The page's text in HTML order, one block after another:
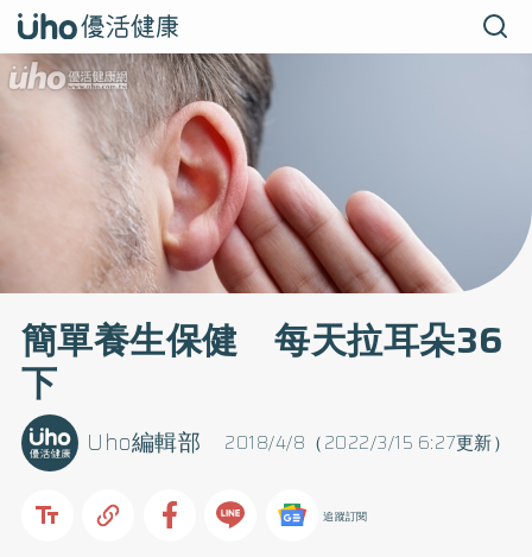
簡單養生保健 每天拉耳朵36
下
2018/4/8（2022/3/15 6:27更新）
Uho編輯部
追蹤訂閱